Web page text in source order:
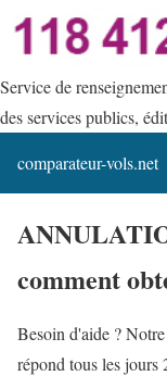
Service de
des services publics,
comparateur-vols.net
comment
Besoin d'aide ?
répond tous les jours